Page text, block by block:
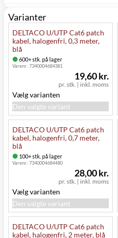
Varianter
DELTACO U/UTP Cat6 patch
kabel, halogenfri, 0,3 meter,
blå
600+ stk. på lager
Varenr.:7340004684381
pr. stk. | inkl. moms
19,60 kr.
Vælg varianten
Den valgte variant
DELTACO U/UTP Cat6 patch
kabel, halogenfri, 0,7 meter,
blå
100+ stk. på lager
Varenr.:7340004684480
pr. stk. | inkl. moms
28,00 kr.
Vælg varianten
Den valgte variant
DELTACO U/UTP Cat6 patch
kabel, halogenfri, 2 meter, blå